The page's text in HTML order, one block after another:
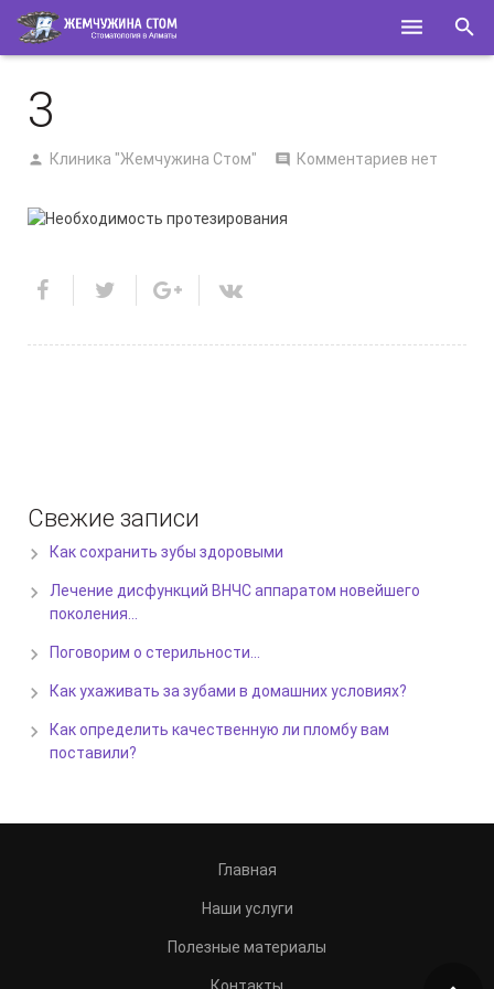
О НАС
СПЕЦИАЛИСТЫ
КОНТАКТЫ
3
Клиника "Жемчужина Стом" Комментариев нет
Свежие записи
Как сохранить зубы здоровыми
Лечение дисфункций ВНЧС аппаратом новейшего
поколения…
Поговорим о стерильности…
Как ухаживать за зубами в домашних условиях?
Как определить качественную ли пломбу вам
поставили?
Главная
Наши услуги
Полезные материалы